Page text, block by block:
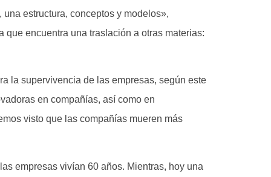
estructura, conceptos y modelos»,
encuentra una traslación a otras materias:
la supervivencia de las empresas, según este
en compañías, así como en
visto que las compañías mueren más
empresas vivían 60 años. Mientras, hoy una